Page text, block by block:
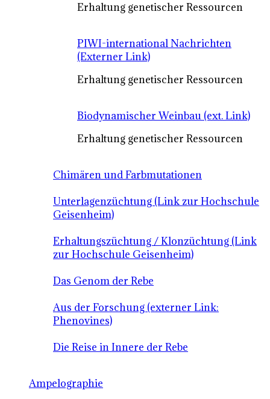
Erhaltung genetischer Ressourcen
PIWI-international Nachrichten
(Externer Link)
Erhaltung genetischer Ressourcen
Biodynamischer Weinbau (ext. Link)
Erhaltung genetischer Ressourcen
Chimären und Farbmutationen
Unterlagenzüchtung (Link zur Hochschule
Geisenheim)
Erhaltungszüchtung / Klonzüchtung (Link
zur Hochschule Geisenheim)
Das Genom der Rebe
Aus der Forschung (externer Link:
Phenovines)
Die Reise in Innere der Rebe
Ampelographie